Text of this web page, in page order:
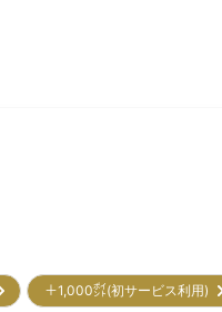
＋1,000㌽(初サービス利用)